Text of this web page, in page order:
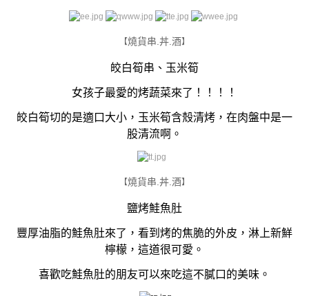
【燒貨串.丼.酒】
皎白筍串、玉米筍
女孩子最愛的烤蔬菜來了！！！！
皎白筍切的是適口大小，玉米筍含殼清烤，在肉盤中是一
股清流啊。
【燒貨串.丼.酒】
鹽烤鮭魚肚
豐厚油脂的鮭魚肚來了，看到烤的焦脆的外皮，淋上新鮮
檸檬，這道很可愛。
喜歡吃鮭魚肚的朋友可以來吃這不膩口的美味。